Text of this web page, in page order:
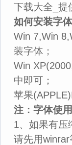
下载大全_提
如何安装字体
Win 7,Win
装字体；
Win
中即可；
苹果
注：字体使
1、如果有压
请先用